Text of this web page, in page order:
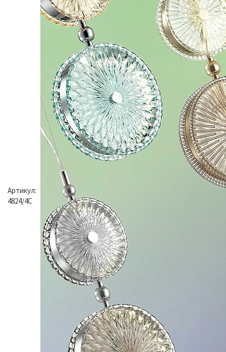
Артикул:
4824/4C